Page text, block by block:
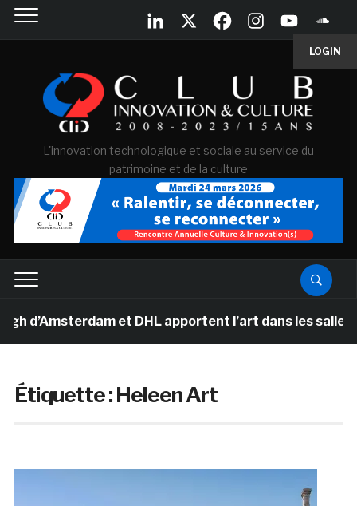
LOGIN
L'innovation technologique et sociale au service du
patrimoine et de la culture
d’Amsterdam et DHL apportent l’art dans les salles
Étiquette :Heleen Art